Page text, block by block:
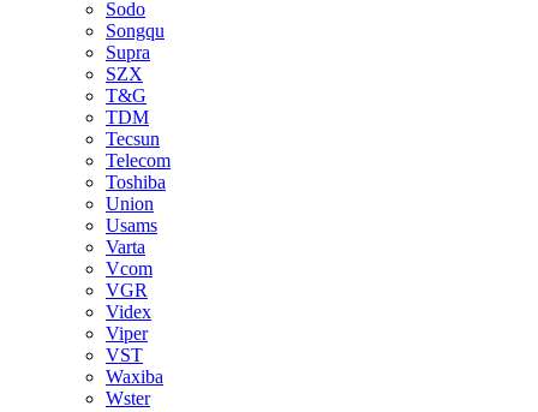
Sodo
Songqu
Supra
SZX
T&G
TDM
Tecsun
Telecom
Toshiba
Union
Usams
Varta
Vcom
VGR
Videx
Viper
VST
Waxiba
Wster